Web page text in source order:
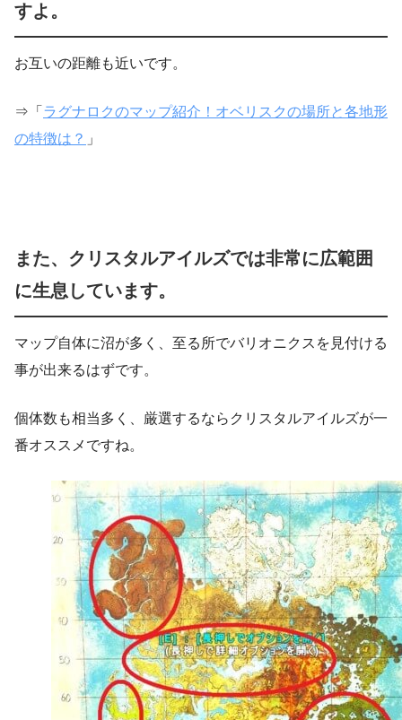
すよ。
お互いの距離も近いです。
⇒「 ラグナロクのマップ紹介！オベリスクの場所と各地形
の特徴は？ 」
また、クリスタルアイルズでは非常に広範囲
に生息しています。
マップ自体に沼が多く、至る所でバリオニクスを見付ける
事が出来るはずです。
個体数も相当多く、厳選するならクリスタルアイルズが一
番オススメですね。